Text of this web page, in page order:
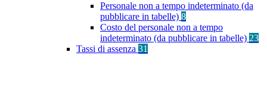
Personale non a tempo indeterminato (da
pubblicare in tabelle) 8
Costo del personale non a tempo
indeterminato (da pubblicare in tabelle) 23
Tassi di assenza 31